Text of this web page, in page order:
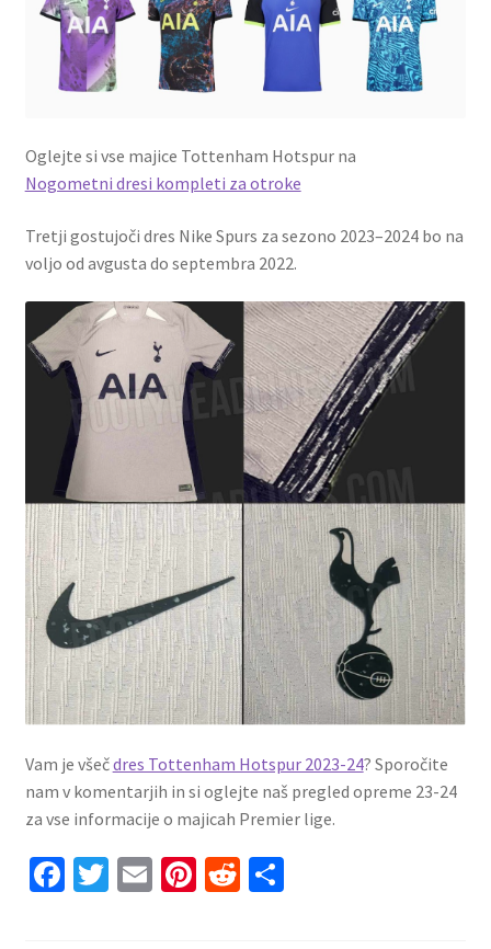
Oglejte si vse majice Tottenham Hotspur na
Nogometni dresi kompleti za otroke
Tretji gostujoči dres Nike Spurs za sezono 2023–2024 bo na
voljo od avgusta do septembra 2022.
Vam je všečdres Tottenham Hotspur 2023-24? Sporočite
nam v komentarjih in si oglejte naš pregled opreme 23-24
za vse informacije o majicah Premier lige.
Fa T E Pi R S